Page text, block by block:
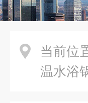
当前位
温水浴